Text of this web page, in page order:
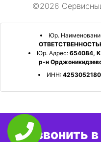
©2026
Юр.
Юр. Адрес: 654084,
р-н
ИНН: 4253052180
Позвонить